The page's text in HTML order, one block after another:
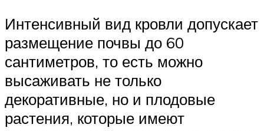
Интенсивный вид кровли допускает
размещение почвы до 60
сантиметров, то есть можно
высаживать не только
декоративные, но и плодовые
растения, которые имеют